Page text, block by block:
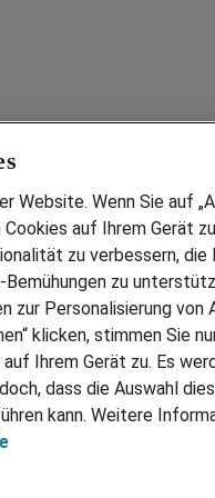
Services
JOBSUCHE
LEBENSLAUF
ZEITARBEIT
Website. Wenn Sie auf
auf Ihrem Gerät
zu verbessern,
zu
zur Personalisierung von
klicken, stimmen Sie
Ihrem Gerät zu. Es
dass die Auswahl
kann. Weitere